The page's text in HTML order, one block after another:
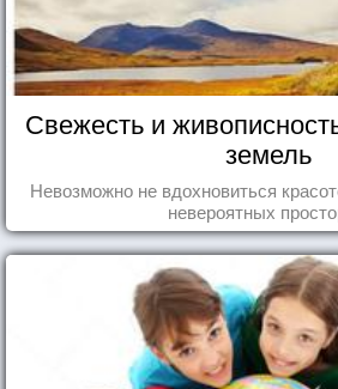
Свежесть и
земель
Невозможно не вдохновиться
невероятных